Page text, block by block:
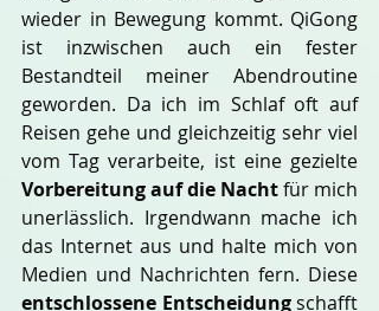
wieder in Bewegung kommt. QiGong
ist inzwischen auch ein fester
Bestandteil meiner Abendroutine
geworden. Da ich im Schlaf oft auf
Reisen gehe und gleichzeitig sehr viel
vom Tag verarbeite, ist eine gezielte
Vorbereitung auf die Nacht für mich
unerlässlich. Irgendwann mache ich
das Internet aus und halte mich von
entschlossene Entscheidung schafft